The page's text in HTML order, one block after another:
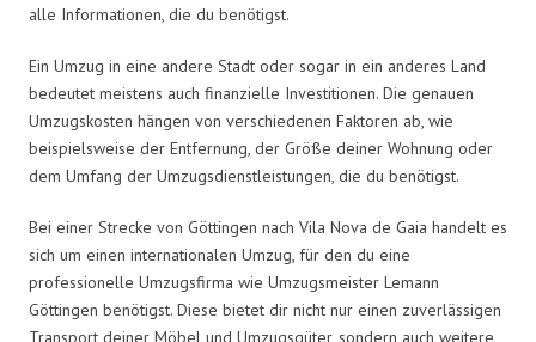
alle Informationen, die du benötigst.
Ein Umzug in eine andere Stadt oder sogar in ein anderes Land
bedeutet meistens auch finanzielle Investitionen. Die genauen
Umzugskosten hängen von verschiedenen Faktoren ab, wie
beispielsweise der Entfernung, der Größe deiner Wohnung oder
dem Umfang der Umzugsdienstleistungen, die du benötigst.
Bei einer Strecke von Göttingen nach Vila Nova de Gaia handelt es
sich um einen internationalen Umzug, für den du eine
professionelle Umzugsfirma wie Umzugsmeister Lemann
Göttingen benötigst. Diese bietet dir nicht nur einen zuverlässigen
Transport deiner Möbel und Umzugsgüter, sondern auch weitere